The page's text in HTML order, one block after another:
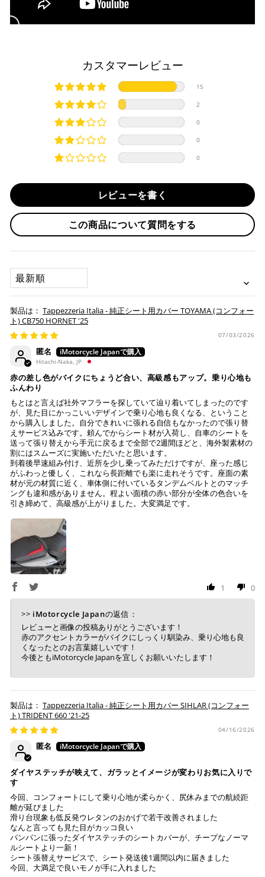
にて発送ください。
※着払いで発送された場合には受け取りを拒否させて頂きま
iMotorcycle Japan
東京都文京区白山5-8-12 NFコーポ白山 102
納期
作業納期については、お預かりしてから約1週間程度で発送さ
せていただきますが、受付状況により前後する場合もござい
承諾
本サービスをご利用いただく場合、下記事項について同意い
ただいたものとみなします。
納期について
お預かりするシートは間違いなく該当車種専用の純正シ
ートで、加工をしていない
純正シートにダメージはない (シートベースの歪みや割
れ、スポンジの破れ等)
注意事項
Tappezzeria Italia製品は、純正シートの形状に合わせて
製造されておりますが、シートの状態により弊社で作業
不可と判断した場合には、ご連絡の上返送させていただ
く場合もございます。
送っていただいた純正シートが、適合外の車両と発覚
し、それにより不具合等生じた際には、弊社は一切の責
任を負いません。
作業後、仕上がりを確認し発送させていただきますの
で、その後の張り直しについてはお受けできかねます。
※ American Expressでの分割払いのご利用には、事前
す。
※ Diners Clubは分割払い非対応のため、一括払い・リ
ボ払いのみご利用頂けます。
※ 手数料、利息はご利用のカード会社の定めによります
ので、事前にご確認ください。
いつもの楽天IDとパスワードを使ってスムーズなお支払
いが可能です。
「お得」な楽天ペイをご利用ください。
ト・楽天ペイ残高でのお支払いに限ります。
※ 現在楽天ペイでご使用頂けるクレジットカードは
Visa、Mastercard、JCBのみです。
キャッシュレス決済
上記キャッシュレス決済アカウントからご希望のお支払
い方法をご選択頂き、クリックするだけで簡単に支払い
が完了します。
※ ご利用には事前にPayPay、Apple Payの利用登録が
必要です。
コンビニ決済
店内端末にて操作後、レジにてお支払いください。
※ 支払期限はご注文日より7日以内とさせて頂いてお
り、万が一過ぎてしまった場合は自動でご注文はキャン
セルとなります。
※ 税込300,000円以上のお買い物の際にはご利用頂けま
せん。
※ お支払いは現金のみとなります。
銀行振込
ご注文時に情報をお知らせ致しますので、指定の口座に
お振り込みください。
入金確認が取れ次第、商品を手配させて頂きます。
※ お支払期限はご注文日より7日以内とさせて頂いてお
り、万が一過ぎてしまった場合はご注文をキャンセルさ
せて頂きます。
入金確認が完了いたしましたら即日発送いたします。
希望の場合は、ご対応いたしますのでご連絡をお願いいたし
お取り寄せの場合
早まる場合もございます。
・運送状況や繁忙期の影響により遅れが生じる場合もござい
配送送料について
１回のご注文で商品代金合計が¥11,000(税込）以上の場合
は、送料が無料となります。
※通常送料は¥770(税込)です。
ヤマト運輸になります。 配送会社の指定はできかねます。
カスタマーレビュー
15
2
0
0
0
レビューを書く
この商品について質問をする
Tappezzeria Italia - 純正シート用カバー TOYAMA (コンフォー
ト) CB750 HORNET '25
07/03/2026
匿名
Hitachi-Naka, JP
赤の差し色がバイクにちょうど合い、高級感もアップ。乗り心地も
ふんわり
もとはと言えば社外マフラーを探していて辿り着いてしまったのです
が、見た目にかっこいいデザインで乗り心地も良くなる、ということ
から購入しました。自分できれいに張れる自信もなかったので張り替
えサービス込みです。頼んでからシート材が入荷し、自車のシートを
送って張り替えから手元に戻るまで全部で2週間ほどと、海外製素材の
割にはスムーズに実施いただいたと思います。
到着後早速組み付け、近所を少し乗ってみただけですが、座った感じ
がふわっと優しく、これなら長距離でも楽に走れそうです。座面の素
材が元の材質に近く、車体側に付いているタンデムベルトとのマッチ
ングも違和感がありません。程よい面積の赤い部分が全体の色合いを
引き締めて、高級感が上がりました。大変満足です。
1 0
>> iMotorcycle Japanの返信：
レビューと画像の投稿ありがとうございます！
赤のアクセントカラーがバイクにしっくり馴染み、乗り心地も良
くなったとのお言葉嬉しいです！
今後ともiMotorcycle Japanを宜しくお願いいたします！
Tappezzeria Italia - 純正シート用カバー SIHLAR (コンフォー
ト) TRIDENT 660 '21-25
04/16/2026
匿名
ダイヤステッチが映えて、ガラッとイメージが変わりお気に入りで
す
今回、コンフォートにして乗り心地が柔らかく、尻休みまでの航続距
離が延びました
滑り台現象も低反発ウレタンのおかげで若干改善されました
なんと言っても見た目がカッコ良い
パンパンに張ったダイヤステッチのシートカバーが、チープなノーマ
ルシートより一新！
シート張替えサービスで、シート発送後1週間以内に届きました
今回、大満足で良いモノが手に入れました